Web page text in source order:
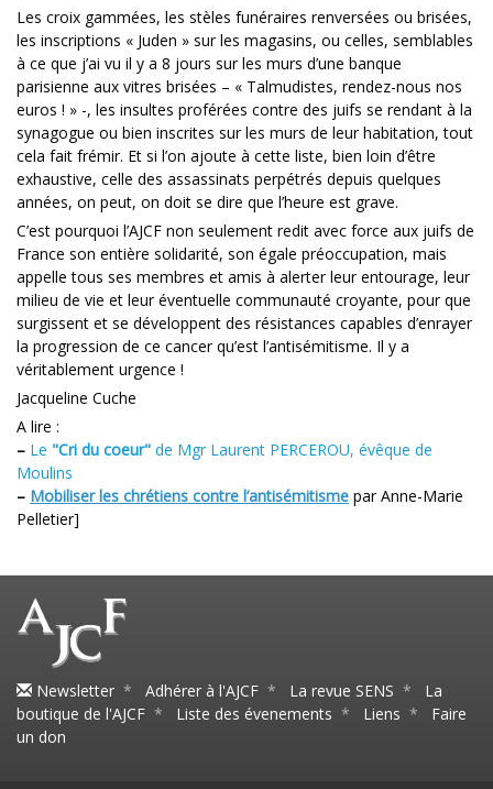
Les croix gammées, les stèles funéraires renversées ou brisées,
les inscriptions « Juden » sur les magasins, ou celles, semblables
à ce que j’ai vu il y a 8 jours sur les murs d’une banque
parisienne aux vitres brisées – « Talmudistes, rendez-nous nos
euros ! » -, les insultes proférées contre des juifs se rendant à la
synagogue ou bien inscrites sur les murs de leur habitation, tout
cela fait frémir. Et si l’on ajoute à cette liste, bien loin d’être
exhaustive, celle des assassinats perpétrés depuis quelques
années, on peut, on doit se dire que l’heure est grave.
C’est pourquoi l’AJCF non seulement redit avec force aux juifs de
France son entière solidarité, son égale préoccupation, mais
appelle tous ses membres et amis à alerter leur entourage, leur
milieu de vie et leur éventuelle communauté croyante, pour que
surgissent et se développent des résistances capables d’enrayer
la progression de ce cancer qu’est l’antisémitisme. Il y a
véritablement urgence !
Jacqueline Cuche
A lire :
– Le "Cri du coeur" de Mgr Laurent PERCEROU, évêque de
Moulins
– Mobiliser les chrétiens contre l’antisémitisme par Anne-Marie
Pelletier]
Newsletter * Adhérer à l'AJCF * La revue SENS * La
boutique de l'AJCF * Liste des évenements * Liens * Faire
un don